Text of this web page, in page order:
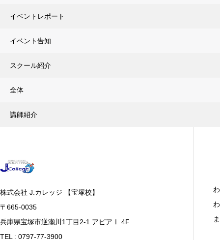
イベントレポート
イベント告知
スクール紹介
全体
講師紹介
株式会社 J.カレッジ 【宝塚校】
〒665-0035
兵庫県宝塚市逆瀬川1丁目2-1 アピアⅠ 4F
TEL : 0797-77-3900